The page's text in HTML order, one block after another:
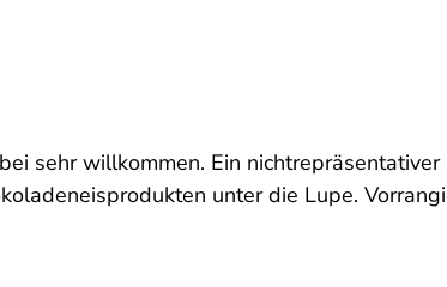
sehr willkommen. Ein nichtrepräsentativer
unter die Lupe.